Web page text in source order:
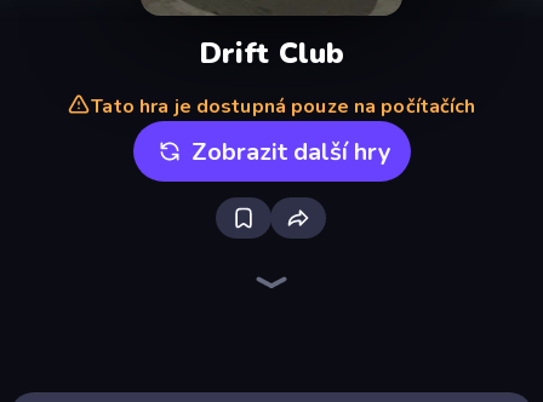
Drift Club
Tato hra je dostupná pouze na počítačích
Zobrazit další hry